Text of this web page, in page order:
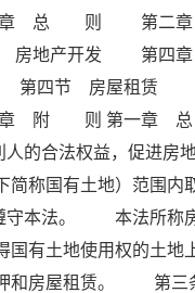
一章 总 则 第二
房地产开发 第四
第四节 房屋租赁
章 附 则 第一
的合法权益，促进房
国有土地）范围内
守本法。 本法所称
土地使用权的土地
和房屋租赁。 第三